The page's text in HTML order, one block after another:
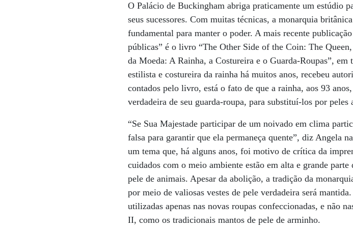
O Palácio de Buckingham abriga praticamente um estúdio
seus sucessores. Com muitas técnicas, a monarquia
fundamental para manter o poder. A mais recente
públicas” é o livro “The Other Side of the Coin: The
da Moeda: A Rainha, a Costureira e o Guarda-Roupas”,
estilista e costureira da rainha há muitos anos, recebeu
contados pelo livro, está o fato de que a rainha, aos 93
verdadeira de seu guarda-roupa, para substituí-los por
“Se Sua Majestade participar de um noivado em clima
falsa para garantir que ela permaneça quente”, diz Angela
um tema que, há alguns anos, foi motivo de crítica da
cuidados com o meio ambiente estão em alta e grande
pele de animais. Apesar da abolição, a tradição da
por meio de valiosas vestes de pele verdadeira será
utilizadas apenas nas novas roupas confeccionadas, e não
II, como os tradicionais mantos de pele de arminho.